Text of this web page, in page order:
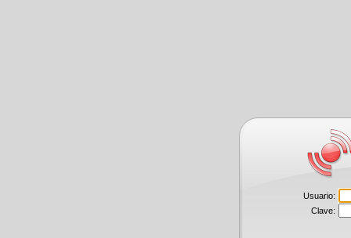
Usuario:
Clave: